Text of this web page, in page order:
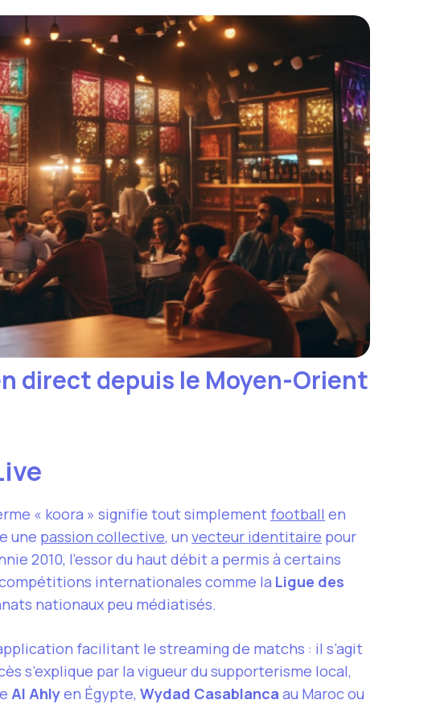
direct depuis le Moyen-Orient
« koora » signifie tout simplement football en
une passion collective, un vecteur identitaire pour
2010, l’essor du haut débit a permis à certains
internationales comme la Ligue des
nationaux peu médiatisés.
facilitant le streaming de matchs : il s’agit
s’explique par la vigueur du supporterisme local,
Al Ahlyen Égypte, Wydad Casablanca au Maroc ou